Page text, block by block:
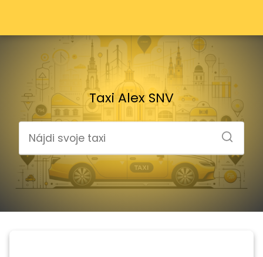
Taxi Alex SNV